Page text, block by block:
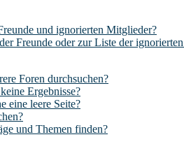
und ignorierten Mitglieder?
Freunde oder zur Liste der
Foren durchsuchen?
Ergebnisse?
eine leere Seite?
und Themen finden?